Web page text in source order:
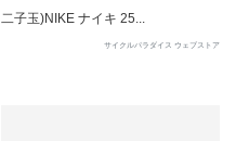
二子玉)NIKE ナイキ 25...
サイクルパラダイス ウェブストア